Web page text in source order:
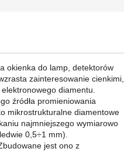
okienka do lamp, detektorów
zainteresowanie cienkimi,
diamentu.
źródła promieniowania
mikrostrukturalne diamentowe
najmniejszego wymiarowo
0,5÷1 mm).
jest ono z